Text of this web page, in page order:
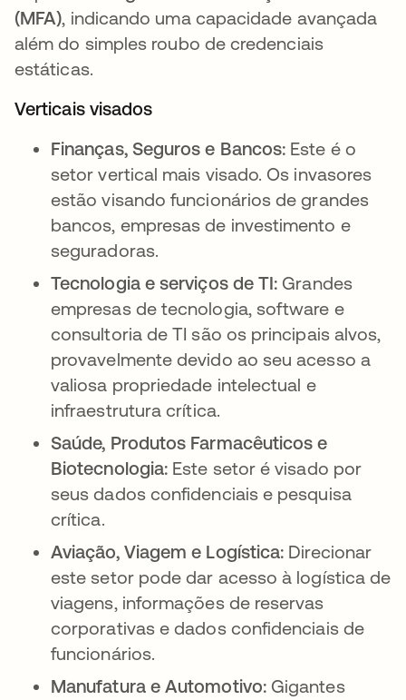
(MFA), indicando uma capacidade avançada
além do simples roubo de credenciais
estáticas.
Verticais visados
Finanças, Seguros e Bancos: Este é o
setor vertical mais visado. Os invasores
estão visando funcionários de grandes
bancos, empresas de investimento e
seguradoras.
Tecnologia e serviços de TI: Grandes
empresas de tecnologia, software e
consultoria de TI são os principais alvos,
provavelmente devido ao seu acesso a
valiosa propriedade intelectual e
infraestrutura crítica.
Saúde, Produtos Farmacêuticos e
Biotecnologia: Este setor é visado por
seus dados confidenciais e pesquisa
crítica.
Aviação, Viagem e Logística: Direcionar
este setor pode dar acesso à logística de
viagens, informações de reservas
corporativas e dados confidenciais de
funcionários.
Manufatura e Automotivo: Gigantes